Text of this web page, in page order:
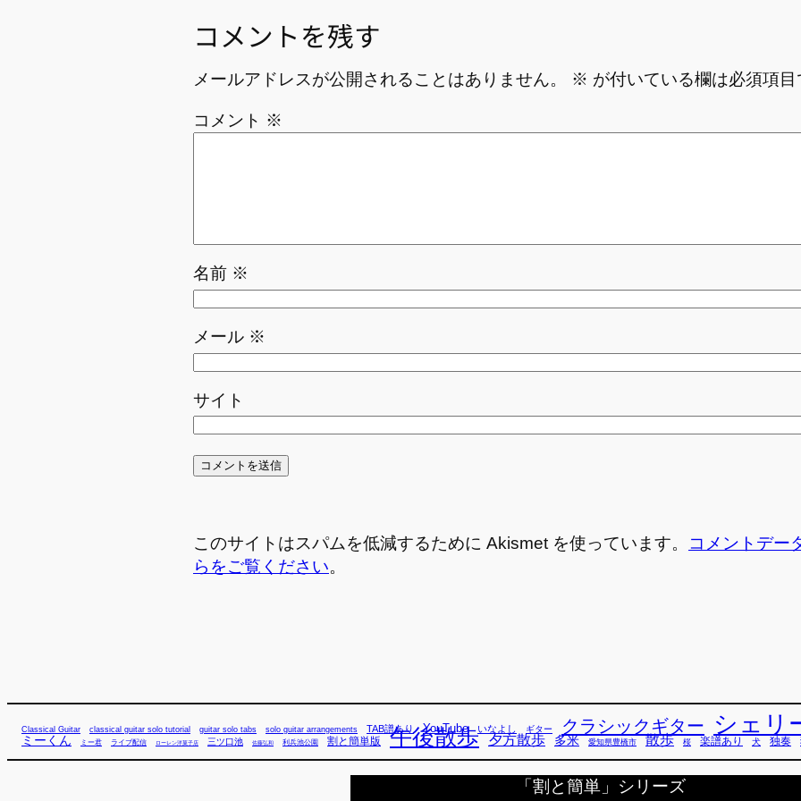
コメントを残す
メールアドレスが公開されることはありません。 ※ が付いている欄は必須項目
コメント ※
名前 ※
メール ※
サイト
このサイトはスパムを低減するために Akismet を使っています。
コメントデー
らをご覧ください。
Classical Guitar classical guitar solo tutorial guitar solo tabs solo guitar arrangements TAB譜あり YouTube いなよし ギター クラシックギター シェリ
ミーくん ミー君 ライブ配信 ローレン洋菓子店 三ツ口池 佐藤弘和 利兵池公園 割と簡単版 午後散歩 夕方散歩 多米 愛知県豊橋市 散歩 桜 楽譜あり 犬 独奏
「割と簡単」シリーズ